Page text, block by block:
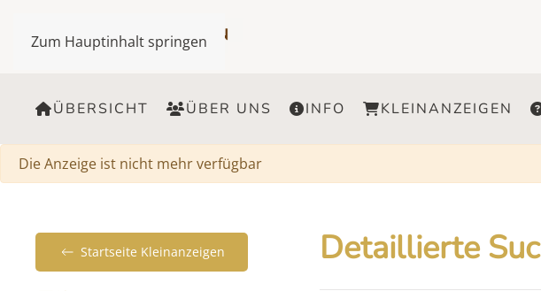
Zum Hauptinhalt springen
ÜBERSICHT ÜBER UNS INFO KLEINANZEIGEN
Warnung
Die Anzeige ist nicht mehr verfügbar
Startseite Kleinanzeigen Detaillierte